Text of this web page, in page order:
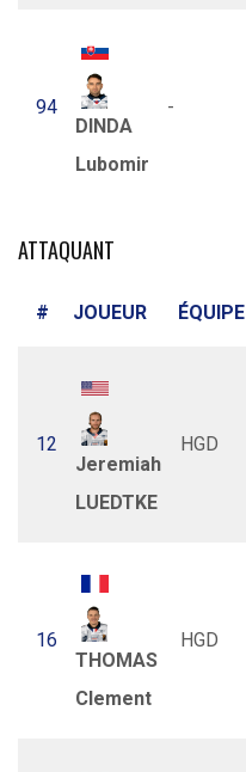
94
DINDA
Lubomir
-
ATTAQUANT
# JOUEUR ÉQUIPE
12
Jeremiah
LUEDTKE
HGD
16
THOMAS
Clement
HGD